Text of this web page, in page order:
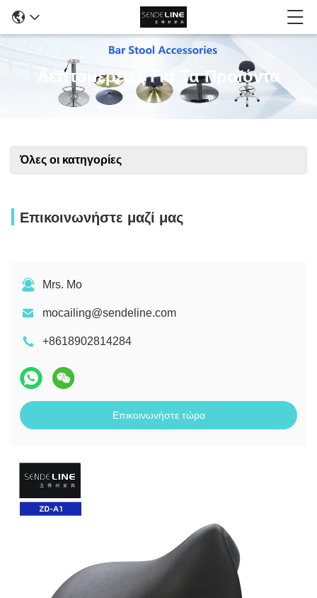
Λεπτομέρειες Για Τα Προϊόντα
Όλες οι κατηγορίες
Επικοινωνήστε μαζί μας
Mrs. Mo
mocailing@sendeline.com
+8618902814284
Επικοινωνήστε τώρα